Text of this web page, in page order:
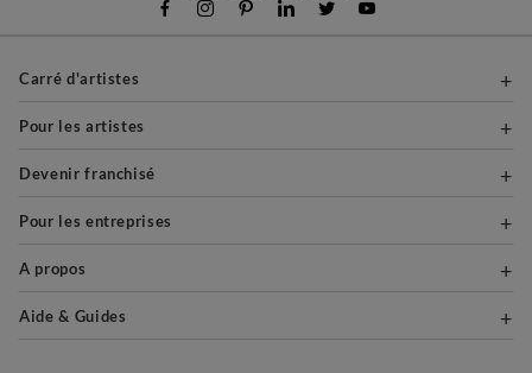
Carré d'artistes
Pour les artistes
Devenir franchisé
Pour les entreprises
A propos
Aide & Guides